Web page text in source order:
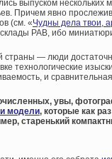
выпуском
Причем явно
(см. «Чудны дела твои,
РАВ, ибо
страны — люди
технологические
и
увы,
модели, которые как
старенький